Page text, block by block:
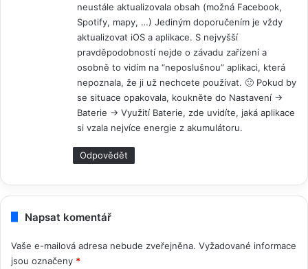
neustále aktualizovala obsah (možná Facebook,
Spotify, mapy, …) Jediným doporučením je vždy
aktualizovat iOS a aplikace. S nejvyšší
pravděpodobností nejde o závadu zařízení a
osobně to vidím na “neposlušnou” aplikaci, která
nepoznala, že ji už nechcete používat. 🙂 Pokud by
se situace opakovala, koukněte do Nastavení ->
Baterie -> Využití Baterie, zde uvidíte, jaká aplikace
si vzala nejvíce energie z akumulátoru.
Odpovědět
Napsat komentář
Vaše e-mailová adresa nebude zveřejněna. Vyžadované informace
jsou označeny *